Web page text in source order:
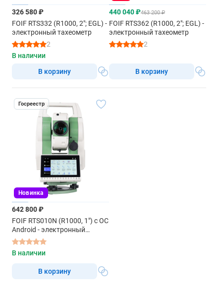
326 580 ₽
FOIF RTS332 (R1000, 2"; EGL) -
электронный тахеометр
2
В наличии
В корзину
440 040 ₽463 200 ₽
FOIF RTS362 (R1000, 2"; EGL) -
электронный тахеометр
2
В корзину
Госреестр
Новинка
642 800 ₽
FOIF RTS010N (R1000, 1") с ОС
Android - электронный
тахеометр
В наличии
В корзину